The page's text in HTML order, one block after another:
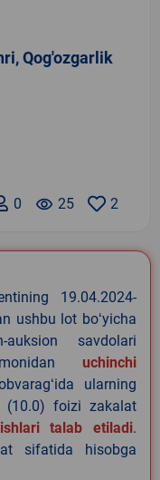
Qog'ozgarlik
2
remove_red_eye 25
0
19.04.2024-
ushbu lot boʻyicha
auksion savdolari
uchinchi
ularning
(10.0) foizi zakalat
talab etiladi.
sifatida hisobga